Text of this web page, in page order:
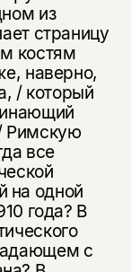
из
страницу
костям
наверно,
/ который
Римскую
все
на одной
года? В
с